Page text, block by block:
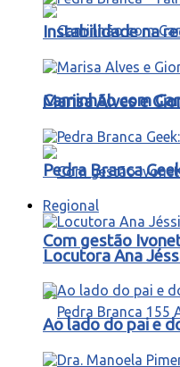
Caminhão com
Com gestão
Instabilidade na
Marisa Alves e
Pedra Branca
Regional
Locutora Ana
Ao lado do pai e